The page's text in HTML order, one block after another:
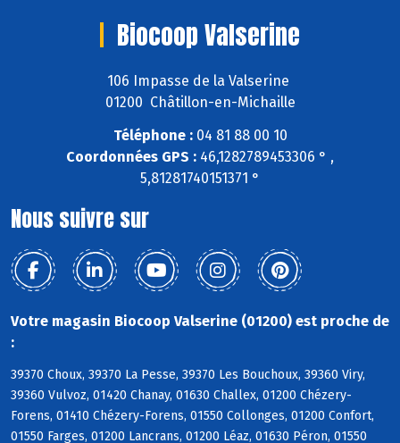
Biocoop Valserine
106 Impasse de la Valserine
01200 Châtillon-en-Michaille
Téléphone :04 81 88 00 10
Coordonnées GPS : 46,1282789453306 ° ,
5,81281740151371 °
Nous suivre sur
Votre magasin Biocoop Valserine (01200) est proche de
:
39370 Choux, 39370 La Pesse, 39370 Les Bouchoux, 39360 Viry,
39360 Vulvoz, 01420 Chanay, 01630 Challex, 01200 Chézery-
Forens, 01410 Chézery-Forens, 01550 Collonges, 01200 Confort,
01550 Farges, 01200 Lancrans, 01200 Léaz, 01630 Péron, 01550